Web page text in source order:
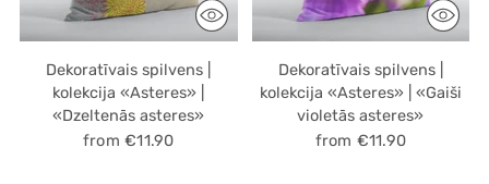
Dekoratīvais spilvens |
kolekcija «Asteres» |
«Dzeltenās asteres»
from €11.90
Dekoratīvais spilvens |
kolekcija «Asteres» | «Gaiši
violetās asteres»
from €11.90